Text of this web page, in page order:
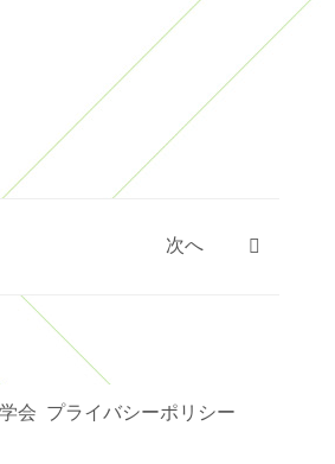
次へ
会
プライバシーポリシー